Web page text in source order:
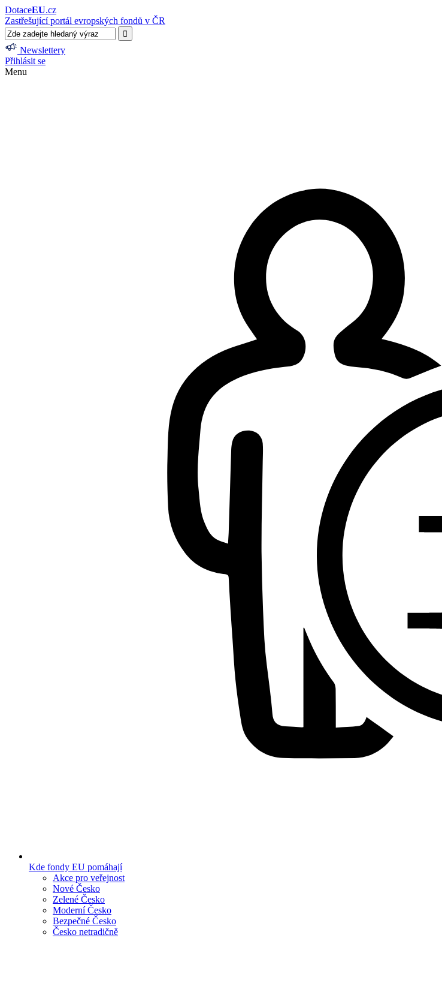
DotaceEU.cz
Zastřešující portál evropských fondů v ČR
Newslettery
Přihlásit se
Menu
Kde fondy EU pomáhají
Akce pro veřejnost
Nové Česko
Zelené Česko
Moderní Česko
Bezpečné Česko
Česko netradičně